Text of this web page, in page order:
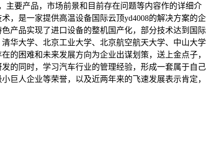
主要产品，市场前景和目前存在问题等内容作的详细介
，是一家提供高温设备国际云顶yd4008的解决方案的企
产品实现了进口设备的整机国产化，部分技术达到国际
华大学、北京工业大学、北京航空航天大学、中山大学
的困难和未来发展方向为企业出谋划策，送上金点子，
的同时，学习汽车行业的管理经验，形成一套属于自己
巨人企业等荣誉，以及近两年来的飞速发展表示肯定，